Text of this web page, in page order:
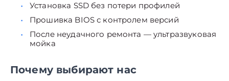
Установка SSD без потери профилей
Прошивка BIOS с контролем версий
После неудачного ремонта — ультразвуковая
мойка
Почему выбирают нас